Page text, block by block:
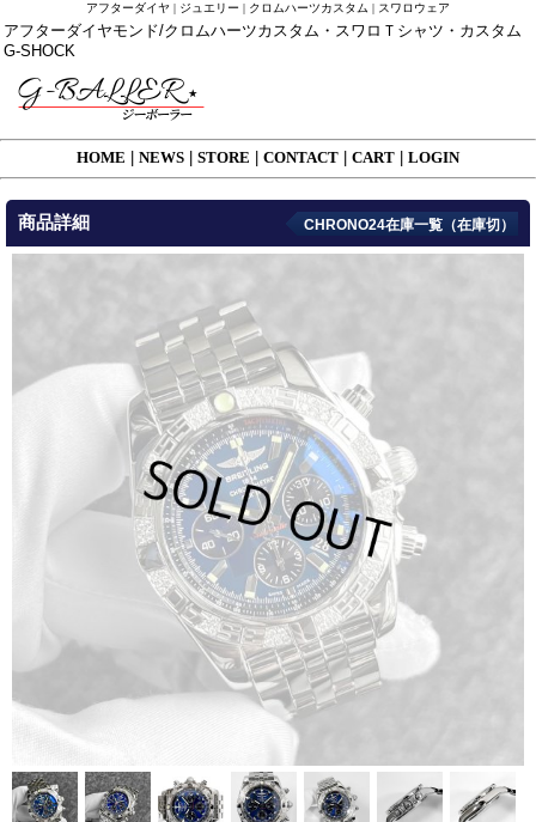
アフターダイヤ | ジュエリー | クロムハーツカスタム | スワロウェア
アフターダイヤモンド/クロムハーツカスタム・スワロＴシャツ・カスタム
G-SHOCK
HOME NEWS STORE CONTACT CART LOGIN
商品詳細 CHRONO24在庫一覧（在庫切）